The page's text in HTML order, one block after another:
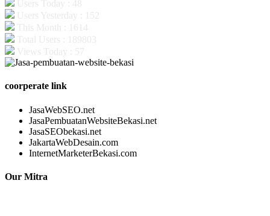
coorperate link
JasaWebSEO.net
JasaPembuatanWebsiteBekasi.net
JasaSEObekasi.net
JakartaWebDesain.com
InternetMarketerBekasi.com
Our Mitra